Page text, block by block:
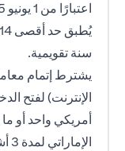
اعتبارًا من 1 يونيو 2025، ستُطبق التغييرات التالية:
سنة تقويمية.
يشترط إتمام
الإنترنت) لفتح
أمريكي واحد أو ما
الإماراتي لمدة 3 أشهر.